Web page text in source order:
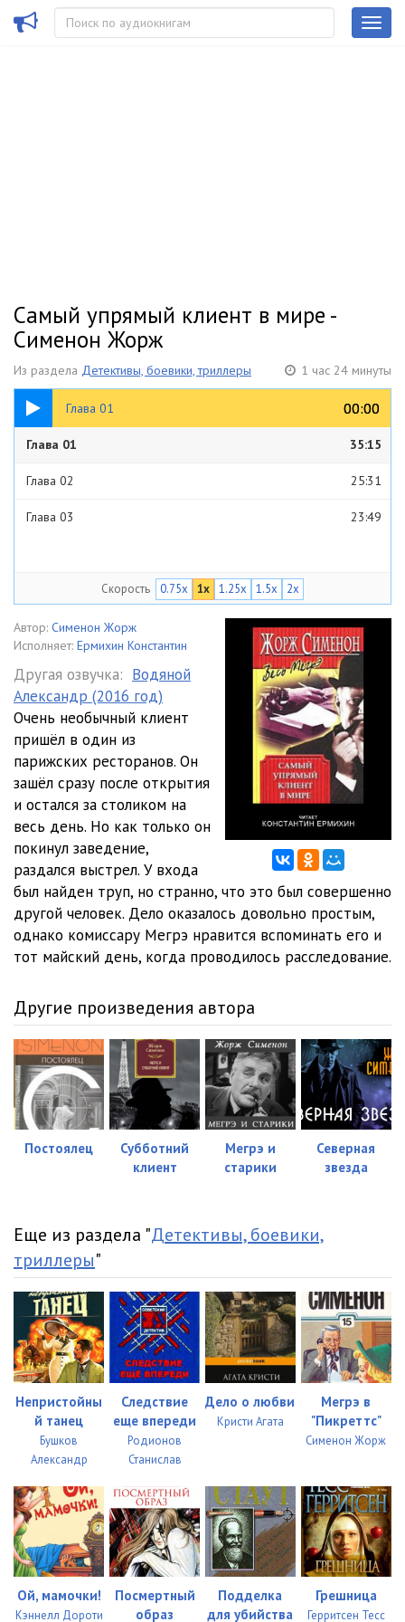
Самый упрямый клиент в мире -
Сименон Жорж
Из раздела Детективы, боевики, триллеры 1 час 24 минуты
Глава 01 00:00
00:00
35:15
Глава 01 35:15
Глава 02 25:31
Глава 03 23:49
Скорость 0.75x 1x 1.25x 1.5x 2x
Автор: Сименон Жорж
Исполняет: Ермихин Константин
Другая озвучка: Водяной
Александр (2016 год)
Очень необычный клиент
пришёл в один из
парижских ресторанов. Он
зашёл сразу после открытия
и остался за столиком на
весь день. Но как только он
покинул заведение,
раздался выстрел. У входа
был найден труп, но странно, что это был совершенно
другой человек. Дело оказалось довольно простым,
однако комиссару Мегрэ нравится вспоминать его и
тот майский день, когда проводилось расследование.
Другие произведения автора
Постоялец
Субботний
клиент
Мегрэ и
старики
Северная
звезда
Еще из раздела "Детективы, боевики,
триллеры"
Непристойны
й танец
Бушков
Александр
Следствие
еще впереди
Родионов
Станислав
Дело о любви
Кристи Агата
Мегрэ в
"Пикреттс"
Сименон Жорж
Ой, мамочки!
Кэннелл Дороти
Посмертный
образ
Подделка
для убийства
Грешница
Герритсен Тесс